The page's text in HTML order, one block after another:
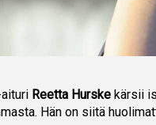
Reetta Hurske kärsii
Hän on siitä